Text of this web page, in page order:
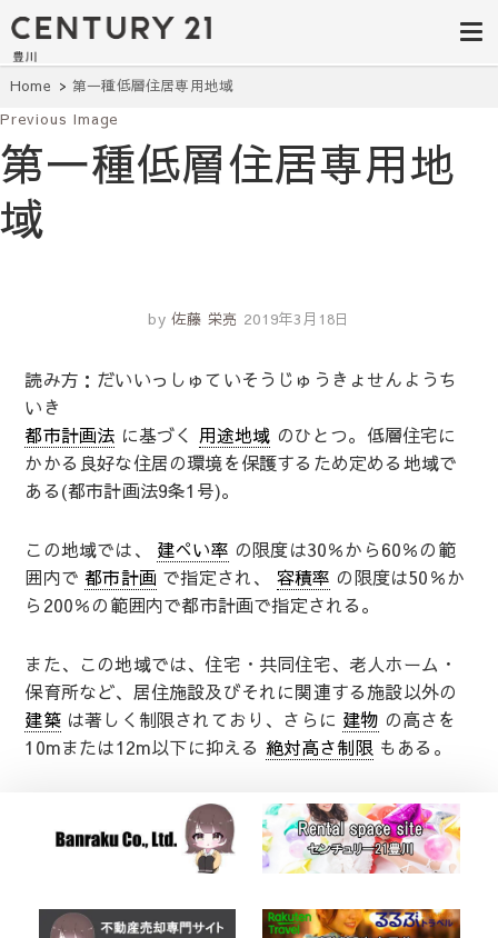
豊田市の中古
住宅・土地・
リノベ物件探
し｜センチュ
リー21豊川
建て・土地探しはセンチュリー21豊
川へ。豊田市内の最新物件情報を随
時更新中！駅近、建築条件無し、ペ
ット可、学区別など、お客様のこだ
単検索。
Home 第一種低層住居専用地域
Previous Image
第一種低層住居専用地
域
by 佐藤 栄亮 2019年3月18日
読み方：だいいっしゅていそうじゅうきょせんようち
いき
都市計画法 に基づく 用途地域 のひとつ。低層住宅に
かかる良好な住居の環境を保護するため定める地域で
ある(都市計画法9条1号)。
この地域では、 建ぺい率 の限度は30％から60％の範
囲内で都市計画 で指定され、 容積率 の限度は50％か
ら200％の範囲内で都市計画で指定される。
また、この地域では、住宅・共同住宅、老人ホーム・
保育所など、居住施設及びそれに関連する施設以外の
建築は著しく制限されており、さらに 建物 の高さを
10mまたは12m以下に抑える 絶対高さ制限 もある。